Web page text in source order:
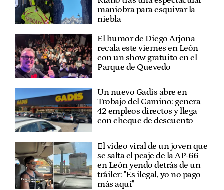
maniobra para esquivar la
niebla
El humor de Diego Arjona
recala este viernes en León
con un show gratuito en el
Parque de Quevedo
Un nuevo Gadis abre en
Trobajo del Camino: genera
42 empleos directos y llega
con cheque de descuento
El vídeo viral de un joven que
se salta el peaje de la AP-66
en León yendo detrás de un
tráiler: "Es ilegal, yo no pago
más aquí"